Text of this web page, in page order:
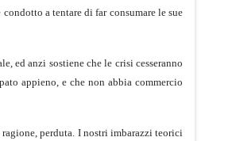
a tentare di far consumare le sue
ed anzi sostiene che le crisi cesseranno
appieno, e che non abbia commercio
perduta. I nostri imbarazzi teorici